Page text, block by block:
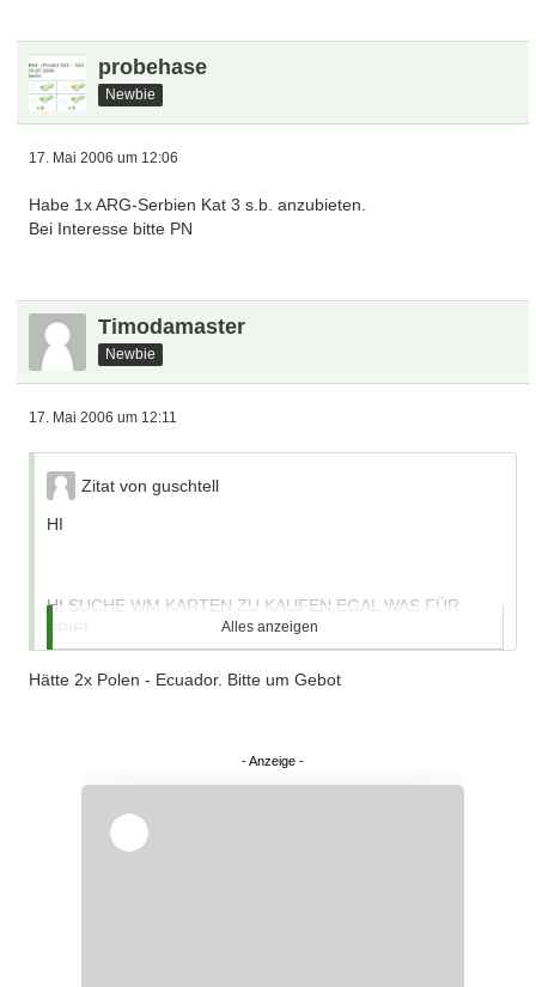
probehase
Newbie
17. Mai 2006 um 12:06
Habe 1x ARG-Serbien Kat 3 s.b. anzubieten.
Bei Interesse bitte PN
Timodamaster
Newbie
17. Mai 2006 um 12:11
Zitat von guschtell
HI
HI SUCHE WM KARTEN ZU KAUFEN EGAL WAS FÜR
Alles anzeigen
Hätte 2x Polen - Ecuador. Bitte um Gebot